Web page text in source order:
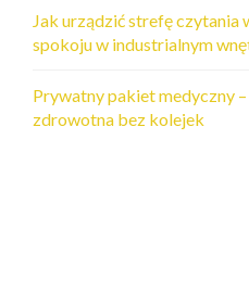
Jak urządzić strefę czytania
spokoju w industrialnym
Prywatny pakiet medyczny
zdrowotna bez kolejek